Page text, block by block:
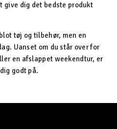
dig det bedste produkt
tøj og tilbehør, men en
Uanset om du står over for
en afslappet weekendtur, er
godt på.